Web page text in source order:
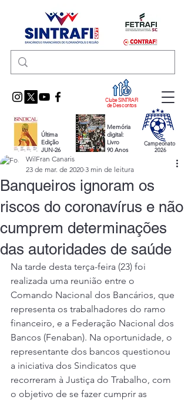
Clube SINTRAFI
de Descontos
Última
Edição
JUN-26
Memória
digital:
Livro
90 Anos
Campeonato
2026
Banqueiros ignoram os
riscos do coronavírus e não
cumprem determinações
das autoridades de saúde
WilFran Canaris
23 de mar. de 2020 3 min de leitura
Na tarde desta terça-feira (23) foi
realizada uma reunião entre o
Comando Nacional dos Bancários, que
representa os trabalhadores do ramo
financeiro, e a Federação Nacional dos
Bancos (Fenaban). Na oportunidade, o
representante dos bancos questionou
a iniciativa dos Sindicatos que
recorreram à Justiça do Trabalho, com
o objetivo de se fazer cumprir as